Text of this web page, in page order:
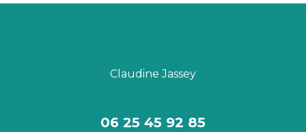
Claudine Jassey
06 25 45 92 85